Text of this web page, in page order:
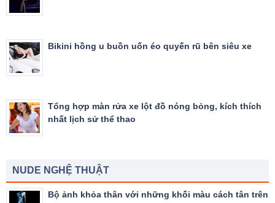
Bikini hồng u buồn uốn éo quyến rũ bên siêu xe
Tổng hợp màn rửa xe lột đồ nóng bỏng, kích thích
nhất lịch sử thể thao
NUDE NGHỆ THUẬT
Bộ ảnh khỏa thân với những khối màu cách tân trên